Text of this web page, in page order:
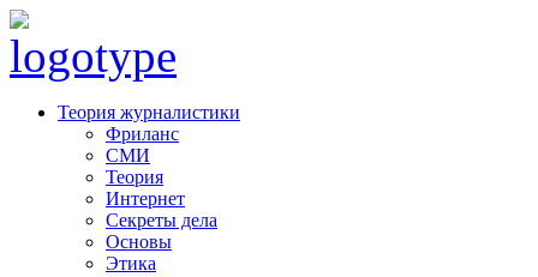
Теория журналистики
Фриланс
СМИ
Теория
Интернет
Секреты дела
Основы
Этика